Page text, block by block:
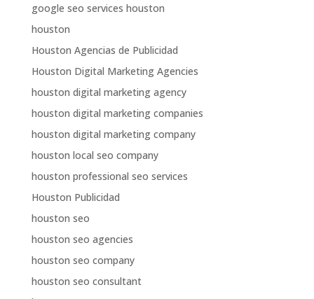
google seo services houston
houston
Houston Agencias de Publicidad
Houston Digital Marketing Agencies
houston digital marketing agency
houston digital marketing companies
houston digital marketing company
houston local seo company
houston professional seo services
Houston Publicidad
houston seo
houston seo agencies
houston seo company
houston seo consultant